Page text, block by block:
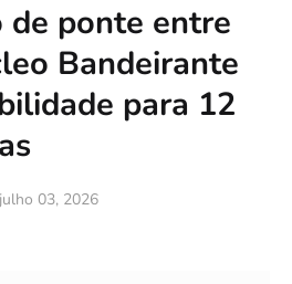
de ponte entre
Bandeirante
para 12
julho 03, 2026